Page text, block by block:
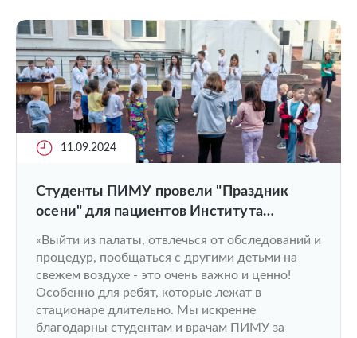
11.09.2024
Студенты ПИМУ провели "Праздник
осени" для пациентов Института
«Выйти из палаты, отвлечься от обследований и
процедур, пообщаться с другими детьми на
свежем воздухе - это очень важно и ценно!
Особенно для ребят, которые лежат в
стационаре длительно. Мы искренне
благодарны студентам и врачам ПИМУ за